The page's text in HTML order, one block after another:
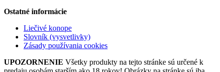
Ostatné informácie
Liečivé konope
Slovník (vysvetlivky)
Zásady používania cookies
UPOZORNENIE Všetky produkty na tejto stránke sú určené k